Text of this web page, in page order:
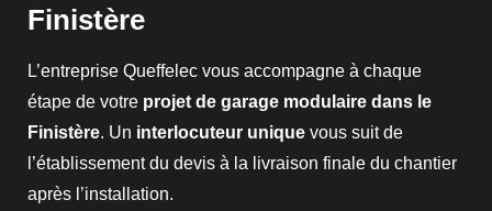
Finistère
L’entreprise Queffelec vous accompagne à chaque
étape de votre projet de garage modulaire dans le
Finistère. Un interlocuteur unique vous suit de
l’établissement du devis à la livraison finale du chantier
après l’installation.